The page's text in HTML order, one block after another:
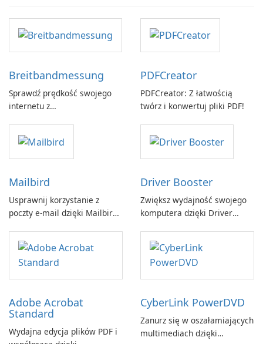
Breitbandmessung
Sprawdź prędkość swojego
internetu z
PDFCreator
PDFCreator: Z łatwością
twórz i konwertuj pliki PDF!
Mailbird
Usprawnij korzystanie z
poczty e-mail dzięki Mailbird
Driver Booster
Zwiększ wydajność swojego
komputera dzięki Driver
Adobe Acrobat
Standard
Wydajna edycja plików PDF i
CyberLink PowerDVD
Zanurz się w oszałamiających
multimediach dzięki